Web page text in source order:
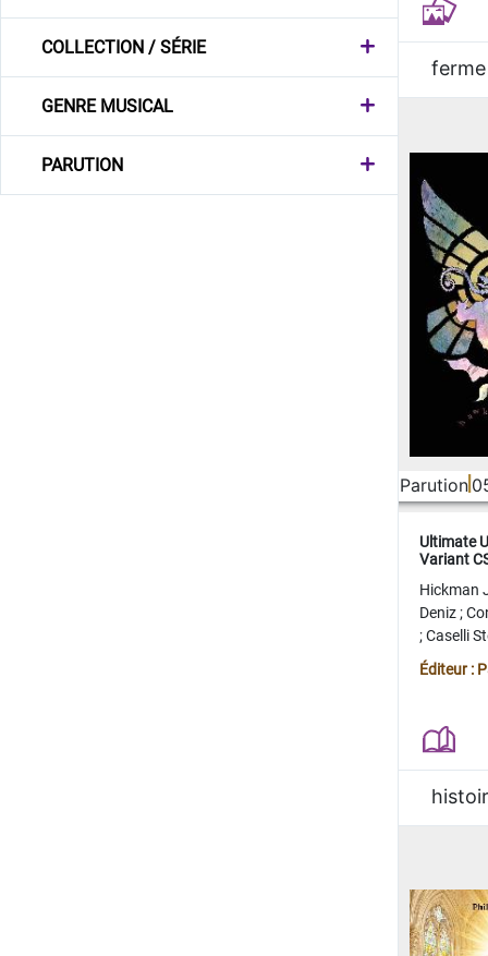
COLLECTION / SÉRIE
GENRE MUSICAL
PARUTION
ferme
Parution
Ultimate
Variant
Hickman
Deniz;
;Caselli
Juan
Éditeur :